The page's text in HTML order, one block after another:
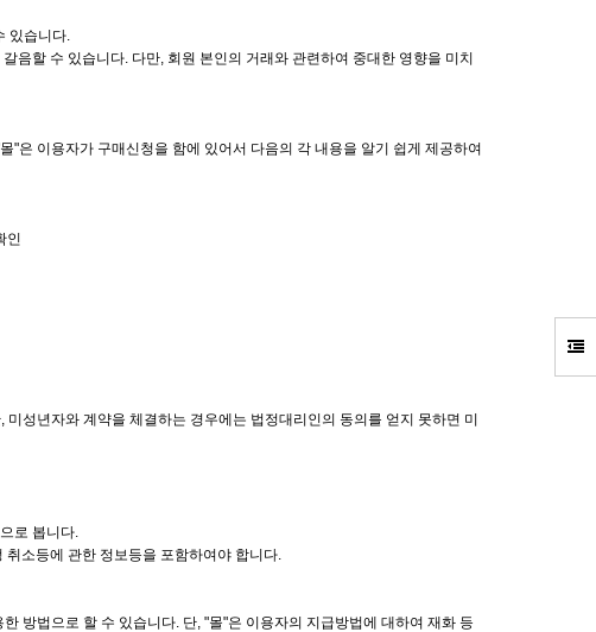
있습니다.
할 수 있습니다. 다만, 회원 본인의 거래와 관련하여 중대한 영향을 미치
은 이용자가 구매신청을 함에 있어서 다음의 각 내용을 알기 쉽게 제공하여
인
성년자와 계약을 체결하는 경우에는 법정대리인의 동의를 얻지 못하면 미
로 봅니다.
소등에 관한 정보등을 포함하여야 합니다.
방법으로 할 수 있습니다. 단, "몰"은 이용자의 지급방법에 대하여 재화 등